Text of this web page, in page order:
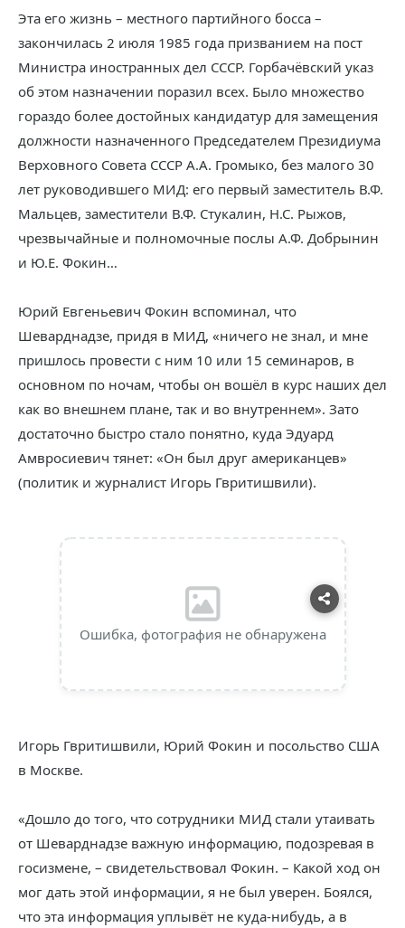
Эта его жизнь – местного партийного босса –
закончилась 2 июля 1985 года призванием на пост
Министра иностранных дел СССР. Горбачёвский указ
об этом назначении поразил всех. Было множество
гораздо более достойных кандидатур для замещения
должности назначенного Председателем Президиума
Верховного Совета СССР А.А. Громыко, без малого 30
лет руководившего МИД: его первый заместитель В.Ф.
Мальцев, заместители В.Ф. Стукалин, Н.С. Рыжов,
чрезвычайные и полномочные послы А.Ф. Добрынин
и Ю.Е. Фокин…
Юрий Евгеньевич Фокин вспоминал, что
Шеварднадзе, придя в МИД, «ничего не знал, и мне
пришлось провести с ним 10 или 15 семинаров, в
основном по ночам, чтобы он вошёл в курс наших дел
как во внешнем плане, так и во внутреннем». Зато
достаточно быстро стало понятно, куда Эдуард
Амвросиевич тянет: «Он был друг американцев»
(политик и журналист Игорь Гвритишвили).
Ошибка, фотография не обнаружена
Игорь Гвритишвили, Юрий Фокин и посольство США
в Москве.
«Дошло до того, что сотрудники МИД стали утаивать
от Шеварднадзе важную информацию, подозревая в
госизмене, – свидетельствовал Фокин. – Какой ход он
мог дать этой информации, я не был уверен. Боялся,
что эта информация уплывёт не куда-нибудь, а в